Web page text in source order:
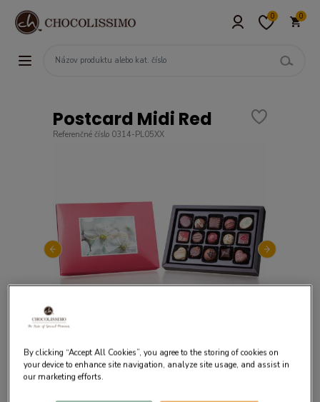
0 0
Postcard Midi Red
Referenčné číslo 0314-PL05XX
Nahrajte fotografiu
By clicking “Accept All Cookies”, you agree to the storing of cookies on
your device to enhance site navigation, analyze site usage, and assist in
our marketing efforts.